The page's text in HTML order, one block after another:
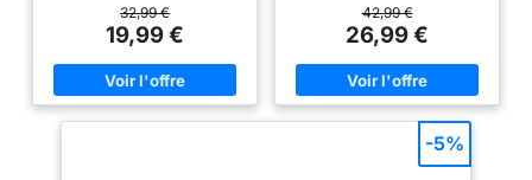
Protection Contre la
Surchauffe: Nos
bouilloires électriques
à ébullition rapide
sont équipées d'un
boissons chaudes en un rien de
temps CAPACITÉ DE 1,7 LITRE –
Plus de 7 tasses à capacité
maximale NETTOYAGE SIMPLE
– Couvercle à ressort avec large
ouverture pour un accès facile;
32,99 €
19,99 €
performante ; pour les matins
pressés EAU PURE ET SAINE -
Corps en acier inoxydable de
qualité alimentaire ;
Construction en inox SUS304
pour une eau propre et sans
usage quotidien durable EAU
CLAIRE - Filtre anti-calcaire
micro-perforé ; Tamis amovible
42,99 €
26,99 €
-5%